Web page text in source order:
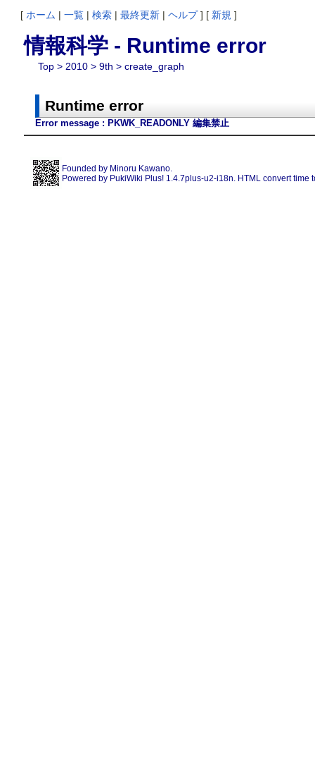
[ ホーム | 一覧 | 検索 | 最終更新 | ヘルプ] [ 新規 ]
情報科学 - Runtime error
Top> 2010> 9th > create_graph
Runtime error
Error message : PKWK_READONLY 編集禁止
Founded by Minoru Kawano.
Powered by PukiWiki Plus! 1.4.7plus-u2-i18n. HTML convert time